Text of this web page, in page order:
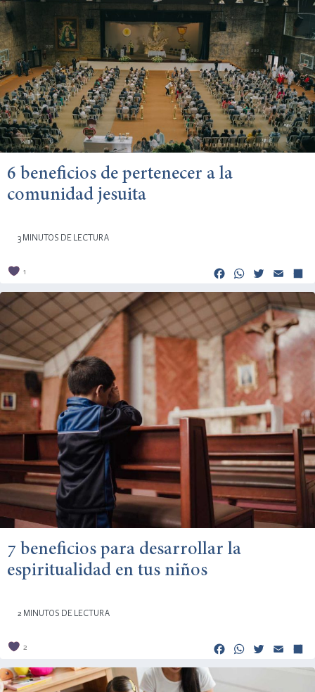
6 beneficios de pertenecer a la
comunidad jesuita
3 MINUTOS DE LECTURA
1 Facebook
7 beneficios para desarrollar la
espiritualidad en tus niños
2 MINUTOS DE LECTURA
2 Facebook